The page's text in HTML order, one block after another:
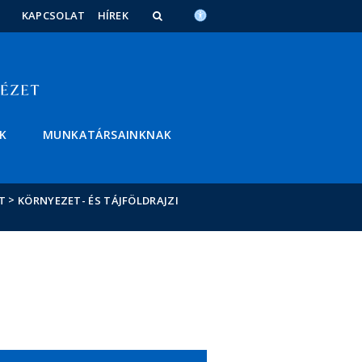
KAPCSOLAT HÍREK
MUNKATÁRSAINKNAK
> KÖRNYEZET- ÉS TÁJFÖLDRAJZI